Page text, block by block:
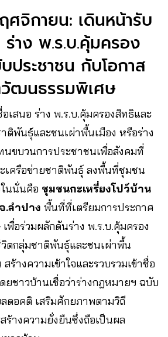
จิกายน: เดินหน้ารับ
าง พ.ร.บ.คุ้มครอง
ระชาชน กับโอกาส
ฒนธรรมพิเศษ
เสนอ ร่าง พ.ร.บ.คุ้มครองสิทธิและ
ติพันธุ์และชนเผ่าพื้นเมือง หรือร่าง
ขบวนการประชาชนเพื่อสังคมที่
เครือข่ายชาติพันธุ์ ลงพื้นที่ชุมชน
นนั่นคือ ชุมชนกะเหรี่ยงโปว์บ้าน
.ลำปาง พื้นที่ที่เตรียมการประกาศ
พื่อร่วมผลักดันร่าง พ.ร.บ.คุ้มครอง
วิตกลุ่มชาติพันธุ์และชนเผ่าพื้น
ร้างความเข้าใจและรวบรวมเข้าชื่อ
ยชาวบ้านเชื่อว่าร่างกฎหมายฯ ฉบับ
ดอคติ เสริมศักยภาพตามวิถี
ร้างความยั่งยืนซึ่งถือเป็นผล